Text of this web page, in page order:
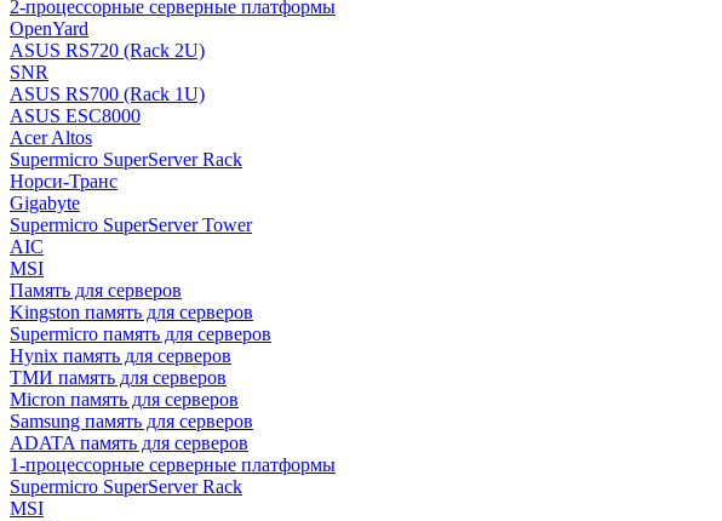
2-процессорные серверные платформы
OpenYard
ASUS RS720 (Rack 2U)
SNR
ASUS RS700 (Rack 1U)
ASUS ESC8000
Acer Altos
Supermicro SuperServer Rack
Норси-Транс
Gigabyte
Supermicro SuperServer Tower
AIC
MSI
Память для серверов
Kingston память для серверов
Supermicro память для серверов
Hynix память для серверов
ТМИ память для серверов
Micron память для серверов
Samsung память для серверов
ADATA память для серверов
1-процессорные серверные платформы
Supermicro SuperServer Rack
MSI